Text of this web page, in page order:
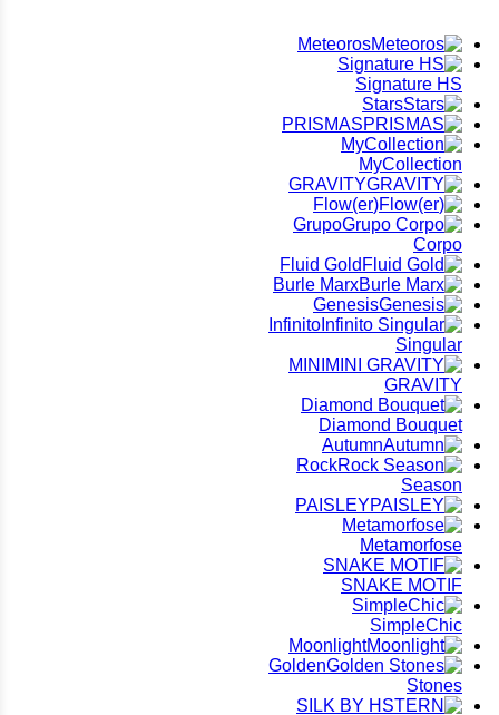
Meteoros
Signature HS
Stars
PRISMAS
MyCollection
GRAVITY
(Flow(er
Grupo
Corpo
Fluid Gold
Burle Marx
Genesis
Infinito
Singular
MINI
GRAVITY
Diamond Bouquet
Autumn
Rock
Season
PAISLEY
Metamorfose
SNAKE MOTIF
SimpleChic
Moonlight
Golden
Stones